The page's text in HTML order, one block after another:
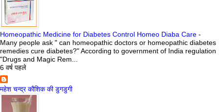
Homeopathic Medicine for Diabetes Control Homeo Diaba Care -
Many people ask " can homeopathic doctors or homeopathic diabetes
remedies cure diabetes?" According to government of India regulation
"Drugs and Magic Rem...
6 वर्ष पहले
महेश चन्द्र कौशिक की डुगडुगी